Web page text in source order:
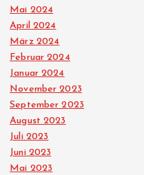
Mai 2024
April 2024
März 2024
Februar 2024
Januar 2024
November 2023
September 2023
August 2023
Juli 2023
Juni 2023
Mai 2023